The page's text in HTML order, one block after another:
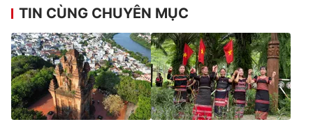
TIN CÙNG CHUYÊN MỤC